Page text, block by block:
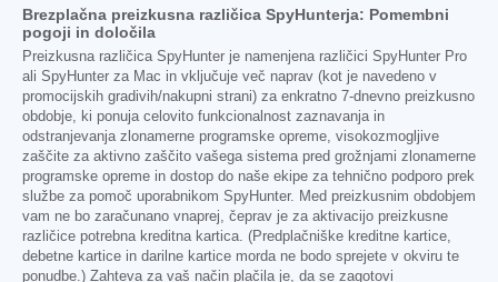
Brezplačna preizkusna različica SpyHunterja: Pomembni
pogoji in določila
Preizkusna različica SpyHunter je namenjena različici SpyHunter Pro
ali SpyHunter za Mac in vključuje več naprav (kot je navedeno v
promocijskih gradivih/nakupni strani) za enkratno 7-dnevno preizkusno
obdobje, ki ponuja celovito funkcionalnost zaznavanja in
odstranjevanja zlonamerne programske opreme, visokozmogljive
zaščite za aktivno zaščito vašega sistema pred grožnjami zlonamerne
programske opreme in dostop do naše ekipe za tehnično podporo prek
službe za pomoč uporabnikom SpyHunter. Med preizkusnim obdobjem
vam ne bo zaračunano vnaprej, čeprav je za aktivacijo preizkusne
različice potrebna kreditna kartica. (Predplačniške kreditne kartice,
debetne kartice in darilne kartice morda ne bodo sprejete v okviru te
ponudbe.) Zahteva za vaš način plačila je, da se zagotovi